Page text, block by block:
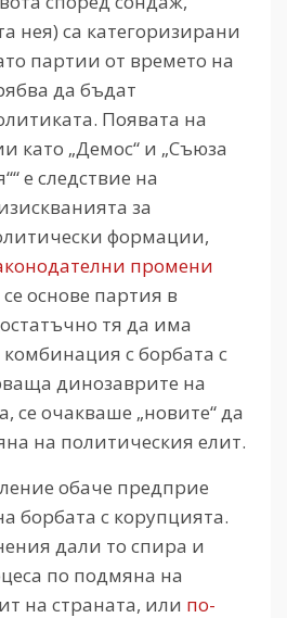
нея) са категоризирани
партии от времето на
да бъдат
Появата на
като „Демос“ и „Съюза
е следствие на
за
формации,
промени
се основе партия в
тя да има
с борбата с
динозаврите на
се очакваше „новите“ да
на политическия елит.
обаче предприе
борбата с корупцията.
дали то спира и
по подмяна на
на страната, или по-